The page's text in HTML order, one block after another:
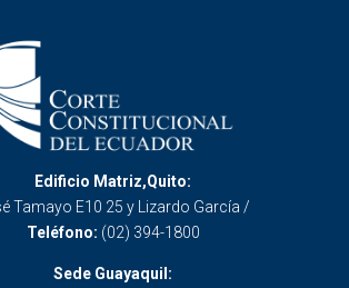
Edificio Matriz,Quito:
Tamayo E10 25 y Lizardo García /
Teléfono: (02) 394-1800
Sede Guayaquil: